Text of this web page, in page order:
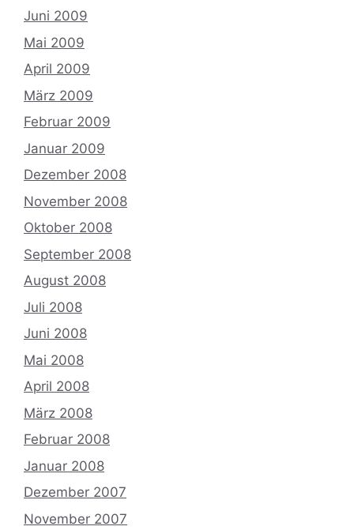
Juni 2009
Mai 2009
April 2009
März 2009
Februar 2009
Januar 2009
Dezember 2008
November 2008
Oktober 2008
September 2008
August 2008
Juli 2008
Juni 2008
Mai 2008
April 2008
März 2008
Februar 2008
Januar 2008
Dezember 2007
November 2007